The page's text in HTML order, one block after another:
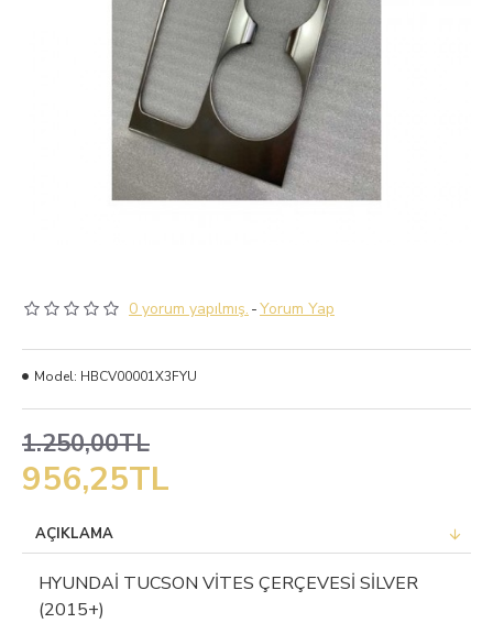
0 yorum yapılmış. -Yorum Yap
956,25TL
1.250,00TL
Model: HBCV00001X3FYU
AÇIKLAMA
HYUNDAİ TUCSON VİTES ÇERÇEVESİ SİLVER
(2015+)